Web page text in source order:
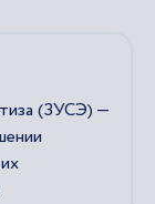
(ЗУСЭ) —